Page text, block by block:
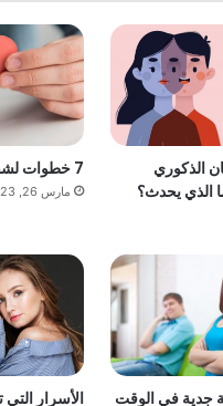
الذكوري
الذي يحدث؟
7 خطوات لشفاء القلب المجروح
مارس 26, 2023
جدية في الوقت
الأسرار